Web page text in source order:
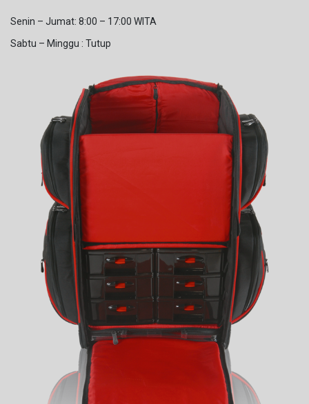
Senin – Jumat: 8:00 – 17:00 WITA
Sabtu – Minggu : Tutup